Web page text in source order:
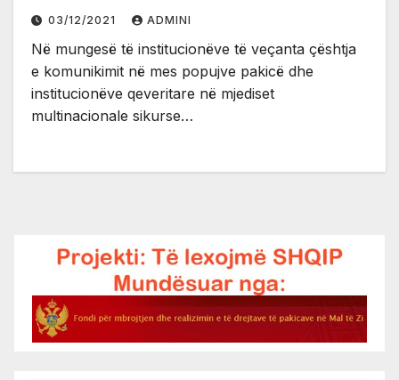
03/12/2021 ADMINI
Në mungesë të institucionëve të veçanta çështja
e komunikimit në mes popujve pakicë dhe
institucionëve qeveritare në mjediset
multinacionale sikurse…